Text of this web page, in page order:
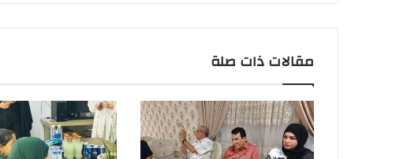
مقالات ذات صلة